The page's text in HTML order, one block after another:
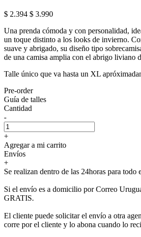
$ 2.394 $ 3.990
Una prenda cómoda y con personalidad,
un toque distinto a los looks de invierno.
suave y abrigado, su diseño tipo
de una camisa amplia con el abrigo liviano
Talle único que va hasta un XL
Pre-order
Guía de talles
Cantidad
-
+
Agregar a mi carrito
Envíos
+
Se realizan dentro de las 24horas para todo
Si el envío es a domicilio por Correo
GRATIS.
El cliente puede solicitar el envío a otra
corre por el cliente y lo abona cuando lo